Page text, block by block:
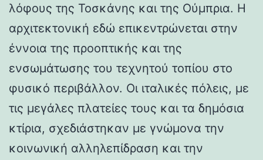
λόφους της Τοσκάνης και της Ούμπρια. Η
αρχιτεκτονική εδώ επικεντρώνεται στην
έννοια της προοπτικής και της
ενσωμάτωσης του τεχνητού τοπίου στο
φυσικό περιβάλλον. Οι ιταλικές πόλεις, με
τις μεγάλες πλατείες τους και τα δημόσια
κτίρια, σχεδιάστηκαν με γνώμονα την
κοινωνική αλληλεπίδραση και την